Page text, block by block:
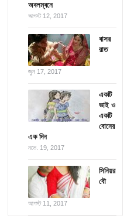
অবলম্বনে
আগস্ট 12, 2017
বাসর
রাত
জুন 17, 2017
একটি
ভাই ও
একটি
বোনের
এক দিন
নভে. 19, 2017
সিনিয়র
বৌ
আগস্ট 11, 2017